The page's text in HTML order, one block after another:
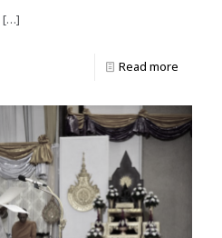
[…]
Read more